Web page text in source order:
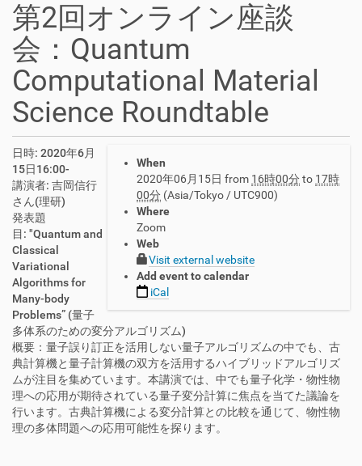
第2回オンライン座談
会：Quantum
Computational Material
Science Roundtable
h
t
t
p
s
:
/
/
e
x
a
.
p
h
y
s
.
s
When
2020年06月15日 from 16時00分to 17時
00分 (Asia/Tokyo / UTC900)
Where
Zoom
Web
Visit external website
Add event to calendar
iCal
日時: 2020年6月
15日16:00-
講演者: 吉岡信行
さん(理研)
発表題
目: "Quantum and
Classical
Variational
Algorithms for
Many-body
Problems” (量子
多体系のための変分アルゴリズム)
概要：量子誤り訂正を活用しない量子アルゴリズムの中でも、古
典計算機と量子計算機の双方を活用するハイブリッドアルゴリズ
ムが注目を集めています。本講演では、中でも量子化学・物性物
理への応用が期待されている量子変分計算に焦点を当てた議論を
行います。古典計算機による変分計算との比較を通じて、物性物
理の多体問題への応用可能性を探ります。